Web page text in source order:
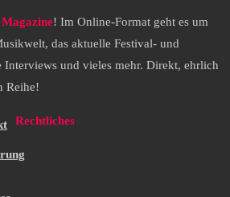
! Im Online-Format geht es um
das aktuelle Festival- und
Interviews und vieles mehr. Direkt, ehrlich
Reihe!
Rechtliches